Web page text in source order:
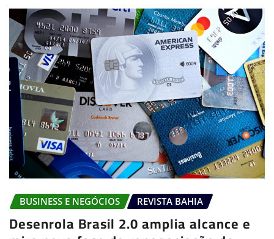
BUSINESS E NEGÓCIOS REVISTA BAHIA
Desenrola Brasil 2.0 amplia alcance e